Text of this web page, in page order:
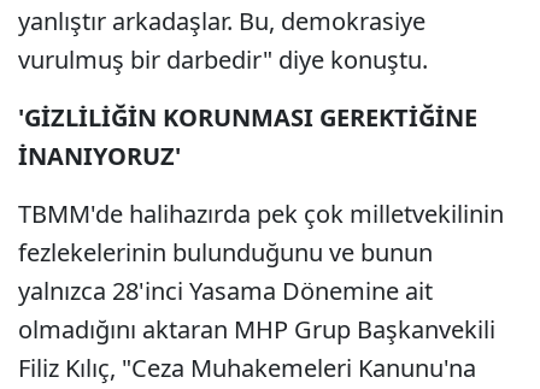
yanlıştır arkadaşlar. Bu, demokrasiye
vurulmuş bir darbedir" diye konuştu.
'GİZLİLİĞİN KORUNMASI GEREKTİĞİNE
İNANIYORUZ'
TBMM'de halihazırda pek çok milletvekilinin
fezlekelerinin bulunduğunu ve bunun
yalnızca 28'inci Yasama Dönemine ait
olmadığını aktaran MHP Grup Başkanvekili
Filiz Kılıç, "Ceza Muhakemeleri Kanunu'na